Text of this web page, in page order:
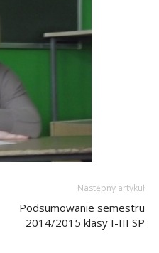
Następny artykuł
Podsumowanie semestru
2014/2015 klasy I-III SP